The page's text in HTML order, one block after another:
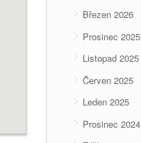
Březen 2026
Prosinec 2025
Listopad 2025
Červen 2025
Leden 2025
Prosinec 2024